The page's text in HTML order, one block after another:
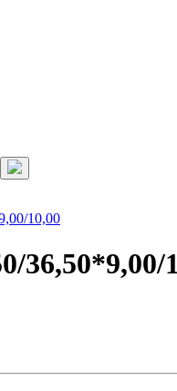
10,00
36,50*9,00/